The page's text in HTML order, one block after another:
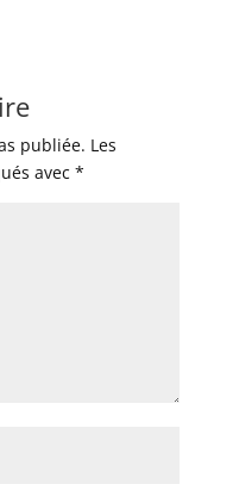
publiée. Les
avec *